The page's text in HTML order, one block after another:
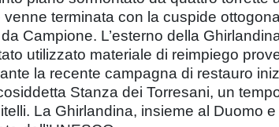
terminata con la cuspide
Campione. L’esterno della
utilizzato materiale di reimpiego
la recente campagna di restauro
Stanza dei Torresani, un
La Ghirlandina, insieme al Duomo